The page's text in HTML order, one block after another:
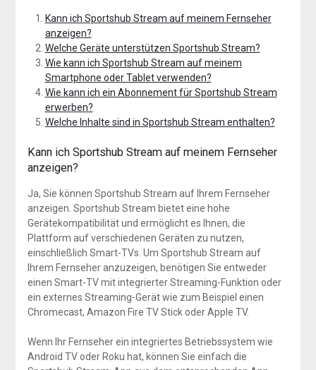
Kann ich Sportshub Stream auf meinem Fernseher
anzeigen?
Welche Geräte unterstützen Sportshub Stream?
Wie kann ich Sportshub Stream auf meinem
Smartphone oder Tablet verwenden?
Wie kann ich ein Abonnement für Sportshub Stream
erwerben?
Welche Inhalte sind in Sportshub Stream enthalten?
Kann ich Sportshub Stream auf meinem Fernseher
anzeigen?
Ja, Sie können Sportshub Stream auf Ihrem Fernseher
anzeigen. Sportshub Stream bietet eine hohe
Gerätekompatibilität und ermöglicht es Ihnen, die
Plattform auf verschiedenen Geräten zu nutzen,
einschließlich Smart-TVs. Um Sportshub Stream auf
Ihrem Fernseher anzuzeigen, benötigen Sie entweder
einen Smart-TV mit integrierter Streaming-Funktion oder
ein externes Streaming-Gerät wie zum Beispiel einen
Chromecast, Amazon Fire TV Stick oder Apple TV.
Wenn Ihr Fernseher ein integriertes Betriebssystem wie
Android TV oder Roku hat, können Sie einfach die